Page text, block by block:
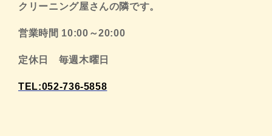
クリーニング屋さんの隣です。
営業時間 10:00～20:00
定休日 毎週木曜日
TEL:052-736-5858